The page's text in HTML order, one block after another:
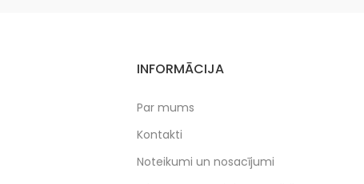
INFORMĀCIJA
Par mums
Kontakti
Noteikumi un nosacījumi